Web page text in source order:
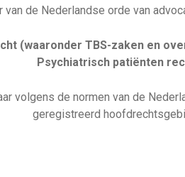
de Nederlandse orde van
(waaronder TBS-zaken en
Psychiatrisch patiënten
volgens de normen van de
geregistreerd